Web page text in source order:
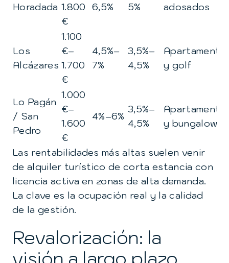
Horadada 1.800
€
6,5%
5%
adosados
Los
Alcázares
1.100
€–
1.700
€
4,5%–
7%
3,5%–
4,5%
y golf
Lo Pagán
/ San
Pedro
1.000
€–
1.600
€
4%–6%
3,5%–
4,5%
y bungalows
Las rentabilidades más altas suelen venir
de alquiler turístico de corta estancia con
licencia activa en zonas de alta demanda.
La clave es la ocupación real y la calidad
de la gestión.
Revalorización: la
visión a largo plazo